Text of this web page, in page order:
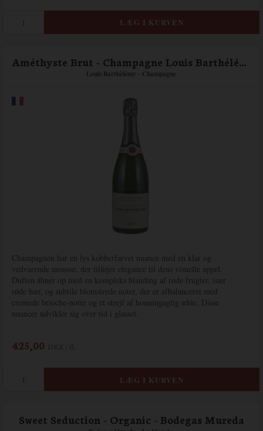
Améthyste Brut - Champagne Louis Barthélémy
Louis Barthèlèmy - Champagne
Champagnen har en lys kobberfarvet nuance med en klar og
vedvarende mousse, der tilføjer elegance til dens visuelle appel.
Duften åbner op med en kompleks blanding af røde frugter, især
røde bær, og subtile blomstrede noter, der er afbalanceret med
cremede brioche-noter og et strejf af honningagtig æble. Disse
nuancer udvikler sig over tid i glasset.
425,00
Sweet Seduction - Organic - Bodegas Mureda